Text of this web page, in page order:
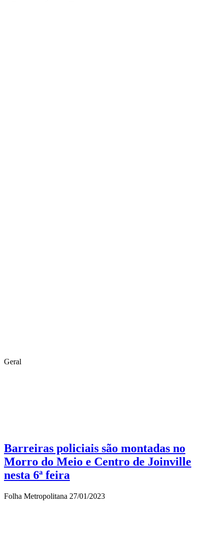
Geral
Barreiras policiais são montadas no
Morro do Meio e Centro de Joinville
nesta 6ª feira
Folha Metropolitana 27/01/2023